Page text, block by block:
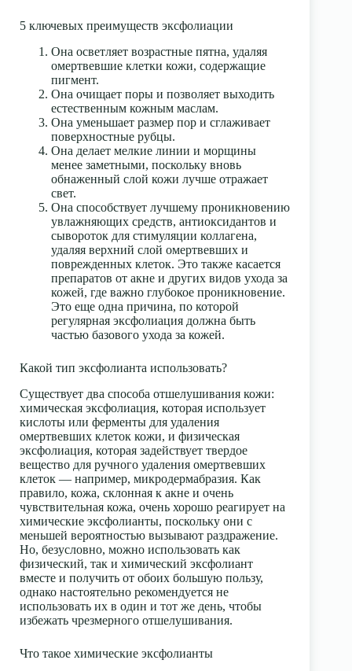
5 ключевых преимуществ эксфолиации
Она осветляет возрастные пятна, удаляя
омертвевшие клетки кожи, содержащие
пигмент.
Она очищает поры и позволяет выходить
естественным кожным маслам.
Она уменьшает размер пор и сглаживает
поверхностные рубцы.
Она делает мелкие линии и морщины
менее заметными, поскольку вновь
обнаженный слой кожи лучше отражает
свет.
Она способствует лучшему проникновению
увлажняющих средств, антиоксидантов и
сывороток для стимуляции коллагена,
удаляя верхний слой омертвевших и
поврежденных клеток. Это также касается
препаратов от акне и других видов ухода за
кожей, где важно глубокое проникновение.
Это еще одна причина, по которой
регулярная эксфолиация должна быть
частью базового ухода за кожей.
Какой тип эксфолианта использовать?
Существует два способа отшелушивания кожи:
химическая эксфолиация, которая использует
кислоты или ферменты для удаления
омертвевших клеток кожи, и физическая
эксфолиация, которая задействует твердое
вещество для ручного удаления омертвевших
клеток — например, микродермабразия. Как
правило, кожа, склонная к акне и очень
чувствительная кожа, очень хорошо реагирует на
химические эксфолианты, поскольку они с
меньшей вероятностью вызывают раздражение.
Но, безусловно, можно использовать как
физический, так и химический эксфолиант
вместе и получить от обоих большую пользу,
однако настоятельно рекомендуется не
использовать их в один и тот же день, чтобы
избежать чрезмерного отшелушивания.
Что такое химические эксфолианты